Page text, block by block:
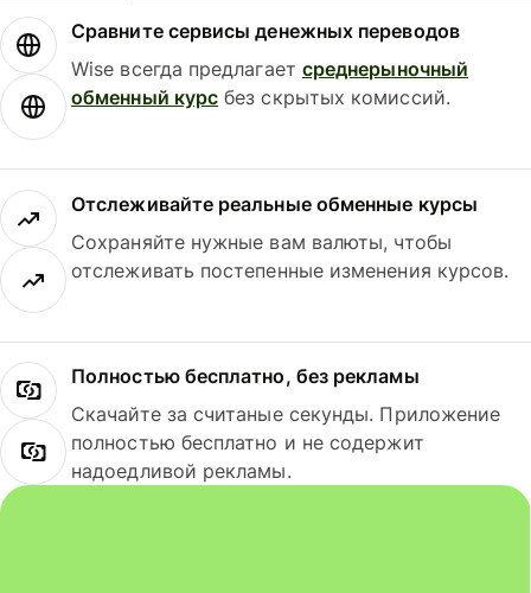
Сравните сервисы денежных переводов
Wise всегда предлагает среднерыночный
обменный курс без скрытых комиссий.
Отслеживайте реальные обменные курсы
Сохраняйте нужные вам валюты, чтобы
отслеживать постепенные изменения курсов.
Полностью бесплатно, без рекламы
Скачайте за считаные секунды. Приложение
полностью бесплатно и не содержит
надоедливой рекламы.